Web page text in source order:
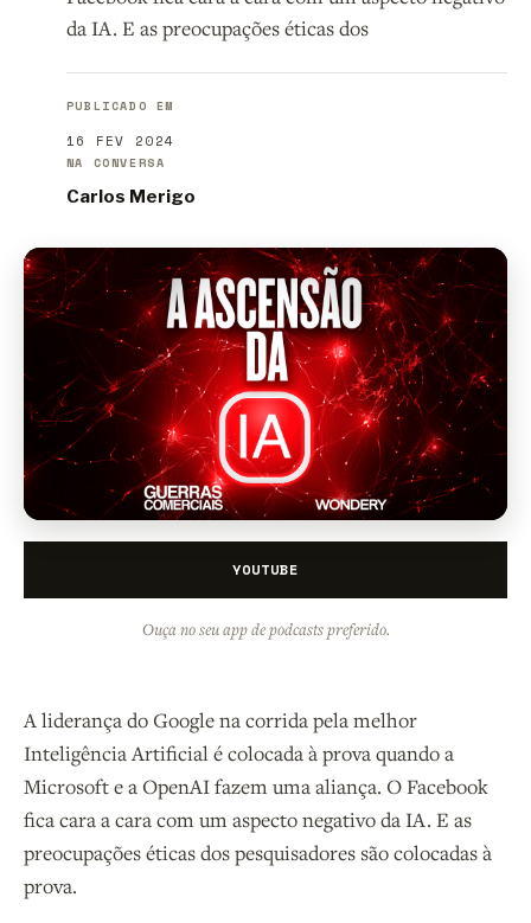
da IA. E as preocupações éticas dos
PUBLICADO EM
16 FEV 2024
NA CONVERSA
Carlos Merigo
YOUTUBE
Ouça no seu app de podcasts preferido.
A liderança do Google na corrida pela melhor
Inteligência Artificial é colocada à prova quando a
Microsoft e a OpenAI fazem uma aliança. O Facebook
fica cara a cara com um aspecto negativo da IA. E as
preocupações éticas dos pesquisadores são colocadas à
prova.